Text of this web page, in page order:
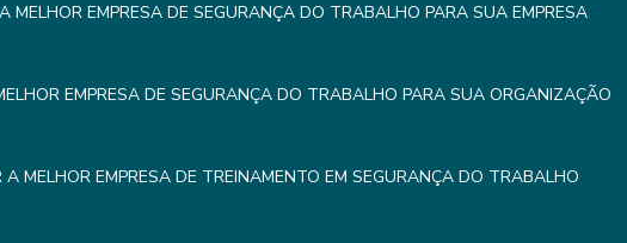
MELHOR EMPRESA DE SEGURANÇA DO TRABALHO PARA SUA EMPRESA
EMPRESA DE SEGURANÇA DO TRABALHO PARA SUA ORGANIZAÇÃO
A MELHOR EMPRESA DE TREINAMENTO EM SEGURANÇA DO TRABALHO